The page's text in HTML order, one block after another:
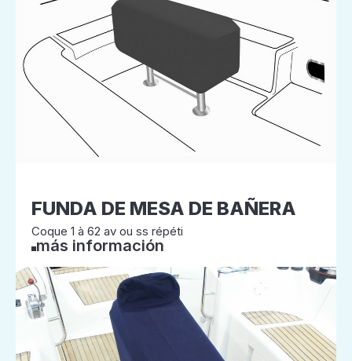
FUNDA DE MESA DE BAÑERA
Coque 1 à 62 av ou ss répéti
más información